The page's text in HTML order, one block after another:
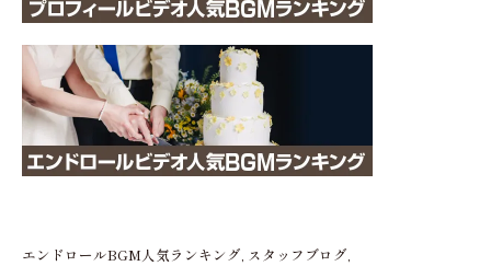
エンドロールBGM人気ランキング スタッフブログ